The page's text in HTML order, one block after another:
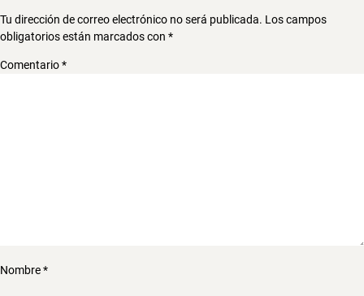
Tu dirección de correo electrónico no será publicada. Los campos
obligatorios están marcados con *
Comentario*
Nombre*